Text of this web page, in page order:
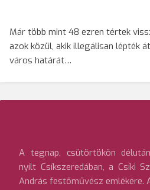
Már több mint 48 ezren tértek
azok közül, akik illegálisan lépték
város határát…
A tegnap, csütörtökön
nyílt Csíkszeredában, a Csíki
András festőművész emlékére.